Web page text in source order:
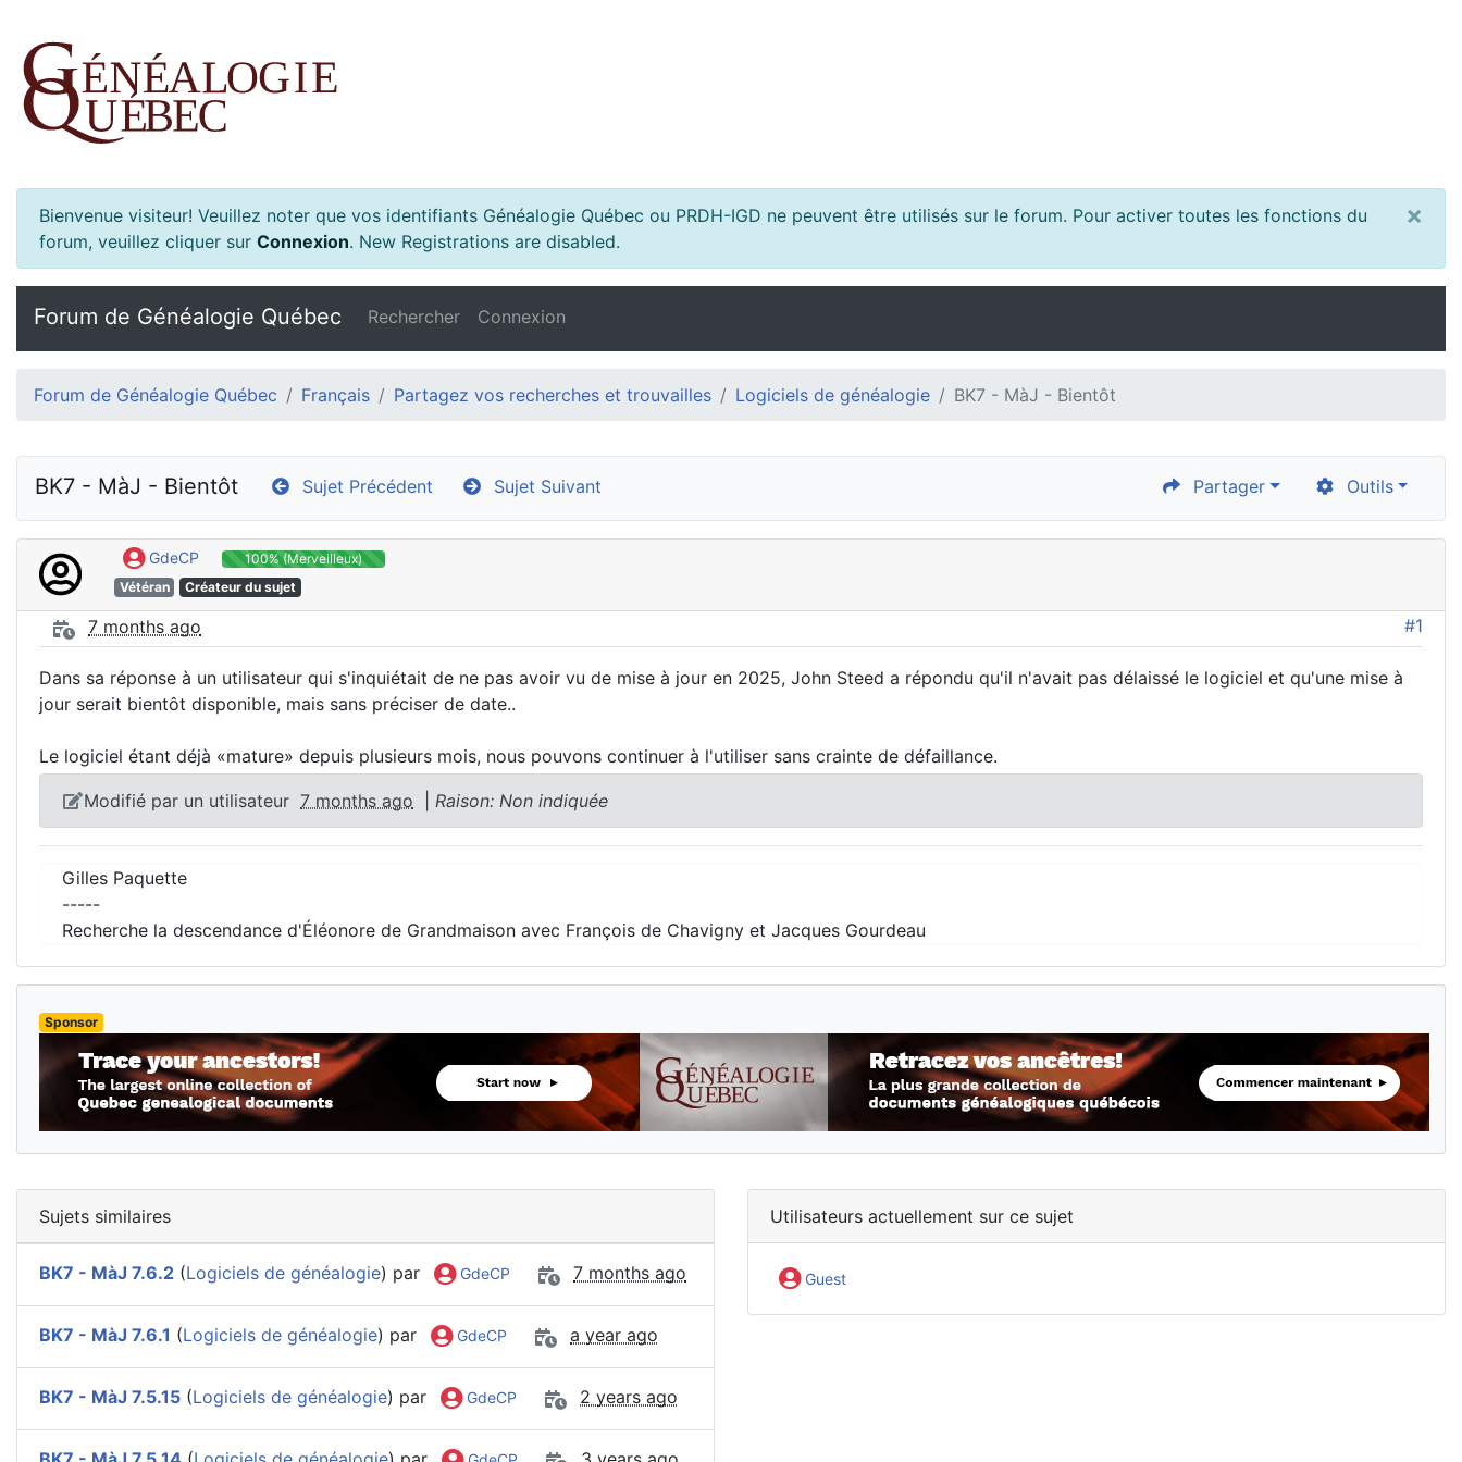
Bienvenue visiteur! Veuillez noter que vos identifiants Généalogie Québec ou PRDH-IGD ne peuvent être utilisés sur le forum. Pour activer toutes les fonctions du
forum, veuillez cliquer sur Connexion. New Registrations are disabled.
×
Forum de Généalogie Québec Rechercher Connexion
Forum de Généalogie Québec Français Partagez vos recherches et trouvailles Logiciels de généalogie BK7 - MàJ - Bientôt
BK7 - MàJ - Bientôt Sujet Précédent Sujet Suivant Partager Outils
GdeCP
100% (Merveilleux)
Vétéran
Créateur du sujet
7 months ago #1
Dans sa réponse à un utilisateur qui s'inquiétait de ne pas avoir vu de mise à jour en 2025, John Steed a répondu qu'il n'avait pas délaissé le logiciel et qu'une mise à
jour serait bientôt disponible, mais sans préciser de date..
Le logiciel étant déjà «mature» depuis plusieurs mois, nous pouvons continuer à l'utiliser sans crainte de défaillance.
Modifié par un utilisateur 7 months ago Raison: Non indiquée
Gilles Paquette
-----
Recherche la descendance d'Éléonore de Grandmaison avec François de Chavigny et Jacques Gourdeau
Sponsor
Sujets similaires
BK7 - MàJ 7.6.2 (Logiciels de généalogie) par GdeCP 7 months ago
BK7 - MàJ 7.6.1 (Logiciels de généalogie) par GdeCP a year ago
BK7 - MàJ 7.5.15 (Logiciels de généalogie) par GdeCP 2 years ago
Utilisateurs actuellement sur ce sujet
Guest